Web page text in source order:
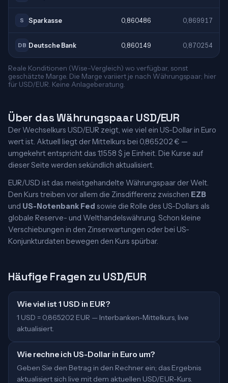
S Sparkasse 0,860486 0,869917
DB Deutsche Bank 0,860149 0,870254
Reale Konditionen (Wise-Vergleich) wo verfügbar, sonst
geschätzte Marge. Die Marge variiert je nach Währungspaar; hier
für USD/EUR. Keine Anlageberatung.
Über das Währungspaar USD/EUR
Der Wechselkurs USD/EUR zeigt, wie viel ein US-Dollar in Euro
wert ist. Aktuell liegt der Mittelkurs bei 0,865202 € —
umgekehrt entspricht das 1,1558 $ je Einheit. Die Kurse auf
dieser Seite werden sekündlich aktualisiert.
EUR/USD ist das meistgehandelte Währungspaar der Welt.
Den Kurs treiben vor allem die Zinsdifferenz zwischen EZB
und US-Notenbank Fed sowie die Rolle des US-Dollars als
globale Reserve- und Welthandelswährung. Schon kleine
Verschiebungen in den Zinserwartungen oder bei US-
Konjunkturdaten bewegen den Kurs spürbar.
Häufige Fragen zu USD/EUR
Wie viel ist 1 USD in EUR?
1 USD = 0,865202 EUR — Interbanken-Mittelkurs, live
aktualisiert.
Wie rechne ich US-Dollar in Euro um?
Geben Sie den Betrag in den Rechner ein; das Ergebnis
aktualisiert sich live mit dem aktuellen USD/EUR-Kurs.